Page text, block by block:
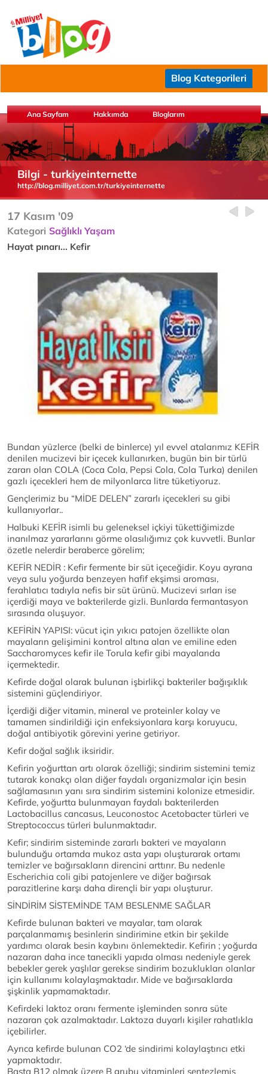
Blog Kategorileri
Ana Sayfam Hakkımda Bloglarım
Bilgi - turkiyeinternette
http://blog.milliyet.com.tr/turkiyeinternette
17 Kasım '09
Kategori Sağlıklı Yaşam
Hayat pınarı... Kefir
Bundan yüzlerce (belki de binlerce) yıl evvel atalarımız KEFİR
denilen mucizevi bir içecek kullanırken, bugün bin bir türlü
zararı olan COLA (Coca Cola, Pepsi Cola, Cola Turka) denilen
gazlı içecekleri hem de milyonlarca litre tüketiyoruz.
Gençlerimiz bu “MİDE DELEN” zararlı içecekleri su gibi
kullanıyorlar..
Halbuki KEFİR isimli bu geleneksel içkiyi tükettiğimizde
inanılmaz yararlarını görme olasılığımız çok kuvvetli. Bunlar
özetle nelerdir beraberce görelim;
KEFİR NEDİR : Kefir fermente bir süt içeceğidir. Koyu ayrana
veya sulu yoğurda benzeyen hafif ekşimsi aroması,
ferahlatıcı tadıyla nefis bir süt ürünü. Mucizevi sırları ise
içerdiği maya ve bakterilerde gizli. Bunlarda fermantasyon
sırasında oluşuyor.
KEFİRİN YAPISI: vücut için yıkıcı patojen özellikte olan
mayaların gelişimini kontrol altına alan ve emiline eden
Saccharomyces kefir ile Torula kefir gibi mayalarıda
içermektedir.
Kefirde doğal olarak bulunan işbirlikçi bakteriler bağışıklık
sistemini güçlendiriyor.
İçerdiği diğer vitamin, mineral ve proteinler kolay ve
tamamen sindirildiği için enfeksiyonlara karşı koruyucu,
doğal antibiyotik görevini yerine getiriyor.
Kefir doğal sağlık iksiridir.
Kefirin yoğurttan artı olarak özelliği; sindirim sistemini temiz
tutarak konakçı olan diğer faydalı organizmalar için besin
sağlamasının yanı sıra sindirim sistemini kolonize etmesidir.
Kefirde, yoğurtta bulunmayan faydalı bakterilerden
Lactobacillus cancasus, Leuconostoc Acetobacter türleri ve
Streptococcus türleri bulunmaktadır.
Kefir; sindirim sisteminde zararlı bakteri ve mayaların
bulunduğu ortamda mukoz asta yapı oluşturarak ortamı
temizler ve bağırsakların direncini arttırır. Bu nedenle
Escherichia coli gibi patojenlere ve diğer bağırsak
parazitlerine karşı daha dirençli bir yapı oluşturur.
SİNDİRİM SİSTEMİNDE TAM BESLENME SAĞLAR
Kefirde bulunan bakteri ve mayalar, tam olarak
parçalanmamış besinlerin sindirimine etkin bir şekilde
yardımcı olarak besin kaybını önlemektedir. Kefirin ; yoğurda
nazaran daha ince tanecikli yapıda olması nedeniyle gerek
bebekler gerek yaşlılar gerekse sindirim bozuklukları olanlar
için kullanımı kolaylaşmaktadır. Mide ve bağırsaklarda
şişkinlik yapmamaktadır.
Kefirdeki laktoz oranı fermente işleminden sonra süte
nazaran çok azalmaktadır. Laktoza duyarlı kişiler rahatlıkla
içebilirler.
Ayrıca kefirde bulunan CO2 ‘de sindirimi kolaylaştırıcı etki
yapmaktadır.
Başta B12 olmak üzere B grubu vitaminleri sentezlemiş